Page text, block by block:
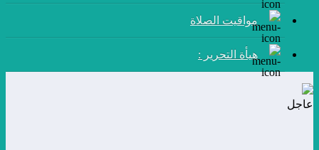
مواقيت الصلاة
هيأة التحرير :
عاجل